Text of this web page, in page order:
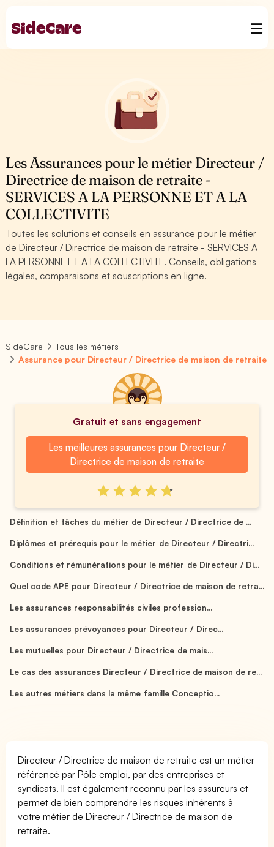
Les Assurances pour le métier Directeur /
Directrice de maison de retraite -
SERVICES A LA PERSONNE ET A LA
COLLECTIVITE
Toutes les solutions et conseils en assurance pour le métier
de Directeur / Directrice de maison de retraite - SERVICES A
LA PERSONNE ET A LA COLLECTIVITE. Conseils, obligations
légales, comparaisons et souscriptions en ligne.
SideCare
Tous les métiers
Assurance pour Directeur / Directrice de maison de retraite
Gratuit et sans engagement
Les meilleures assurances pour Directeur /
Directrice de maison de retraite
Définition et tâches du métier de Directeur / Directrice de ...
Diplômes et prérequis pour le métier de Directeur / Directri...
Conditions et rémunérations pour le métier de Directeur / Di...
Quel code APE pour Directeur / Directrice de maison de retra...
Les assurances responsabilités civiles profession...
Les assurances prévoyances pour Directeur / Direc...
Les mutuelles pour Directeur / Directrice de mais...
Le cas des assurances Directeur / Directrice de maison de re...
Les autres métiers dans la même famille Conceptio...
Directeur / Directrice de maison de retraite est un métier
référencé par Pôle emploi, par des entreprises et
syndicats. Il est également reconnu par les assureurs et
permet de bien comprendre les risques inhérents à
votre métier de Directeur / Directrice de maison de
retraite.